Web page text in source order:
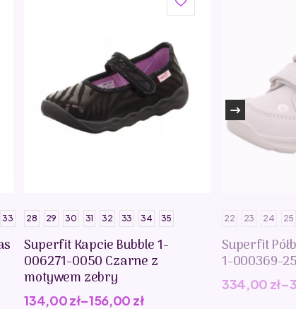
33 28 29 30 31 32 33 34 35
Superfit Kapcie Bubble 1-
006271-0050 Czarne z
motywem zebry
134,00zł–156,00 zł
22 23 24 25
Superfit
1-000369-
334,00 zł–